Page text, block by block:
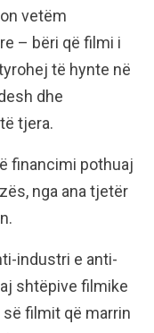
vetëm
– bëri që filmi i
të hynte në
dhe
tjera.
financimi pothuaj
nga ana tjetër
industri e anti-
shtëpive filmike
filmit që marrin